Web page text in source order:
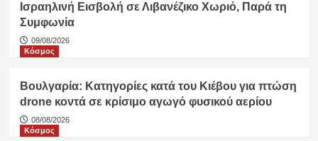
Ισραηλινή Εισβολή σε Λιβανέζικο Χωριό, Παρά τη
Συμφωνία
09/08/2026
Κόσμος
Βουλγαρία: Κατηγορίες κατά του Κιέβου για πτώση
drone κοντά σε κρίσιμο αγωγό φυσικού αερίου
08/08/2026
Κόσμος